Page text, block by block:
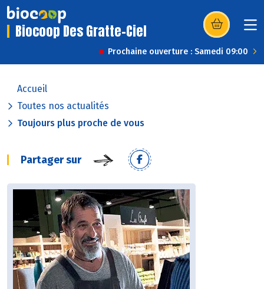
Biocoop Des Gratte-Ciel (s’ouvre dans
Prochaine ouverture : Samedi 09:00
Accueil
Toutes nos actualités
Toujours plus proche de vous
Partager sur